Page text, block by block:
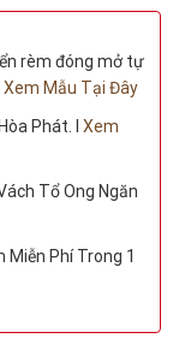
rèm đóng mở tự
Xem Mẫu Tại Đây
Phát. I Xem
Tổ Ong Ngăn
Miễn Phí Trong 1